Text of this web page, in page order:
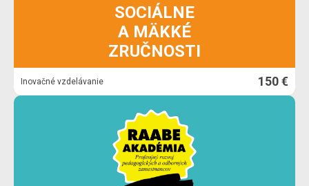
SOCIÁLNE
A MÄKKÉ
ZRUČNOSTI
Inovačné vzdelávanie 150 €